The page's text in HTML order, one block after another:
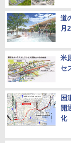
道
月
米
セ
国
開
化